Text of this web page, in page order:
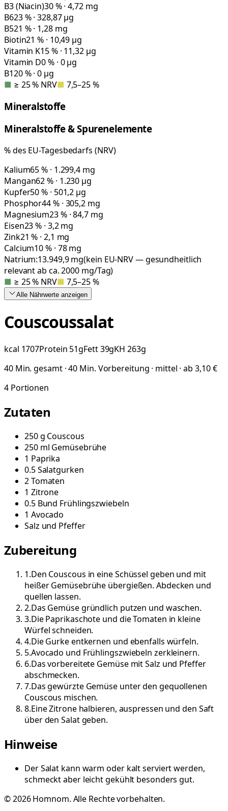
B3 (Niacin)30 % · 4,72 mg
B623 % · 328,87 µg
B521 % · 1,28 mg
Biotin21 % · 10,49 µg
Vitamin K15 % · 11,32 µg
Vitamin D0 % · 0 µg
B120 % · 0 µg
■ ≥ 25 % NRV■ 7,5–25 %
Mineralstoffe
Mineralstoffe & Spurenelemente
% des EU-Tagesbedarfs (NRV)
Kalium65 % · 1.299,4 mg
Mangan62 % · 1.230 µg
Kupfer50 % · 501,2 µg
Phosphor44 % · 305,2 mg
Magnesium23 % · 84,7 mg
Eisen23 % · 3,2 mg
Zink21 % · 2,1 mg
Calcium10 % · 78 mg
Natrium:13.949,9mg(kein EU-NRV — gesundheitlich
relevant ab ca. 2000 mg/Tag)
■ ≥ 25 % NRV■ 7,5–25 %
Alle Nährwerte anzeigen
Couscoussalat
kcal 1707Protein 51gFett39gKH 263g
40 Min. gesamt · 40 Min. Vorbereitung · mittel · ab 3,10 €
4 Portionen
Zutaten
250g Couscous
250 ml Gemüsebrühe
1 Paprika
0.5Salatgurken
2Tomaten
1 Zitrone
0.5 Bund Frühlingszwiebeln
1 Avocado
Salz und Pfeffer
Zubereitung
1.Den Couscous in eine Schüssel geben und mit
heißer Gemüsebrühe übergießen. Abdecken und
quellen lassen.
2.Das Gemüse gründlich putzen und waschen.
3.Die Paprikaschote und die Tomaten in kleine
Würfel schneiden.
4.Die Gurke entkernen und ebenfalls würfeln.
5.Avocado und Frühlingszwiebeln zerkleinern.
6.Das vorbereitete Gemüse mit Salz und Pfeffer
abschmecken.
7.Das gewürzte Gemüse unter den gequollenen
Couscous mischen.
8.Eine Zitrone halbieren, auspressen und den Saft
über den Salat geben.
Hinweise
Der Salat kann warm oder kalt serviert werden,
schmeckt aber leicht gekühlt besonders gut.
©2026Homnom. Alle Rechte vorbehalten.